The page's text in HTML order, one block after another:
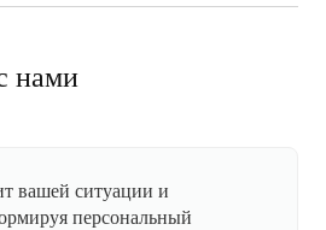
нами
вашей ситуации и
персональный